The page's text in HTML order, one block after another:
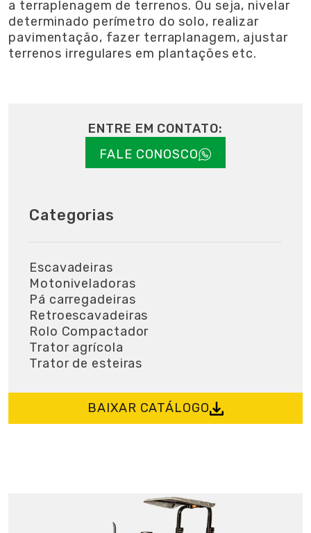
Categorias
Escavadeiras
Motoniveladoras
Pá carregadeiras
Retroescavadeiras
Rolo Compactador
Trator agrícola
Trator de esteiras
BAIXAR CATÁLOGO
a terraplenagem de terrenos. Ou seja, nivelar
determinado perímetro do solo, realizar
pavimentação, fazer terraplanagem, ajustar
terrenos irregulares em plantações etc.
ENTRE EM CONTATO:
FALE CONOSCO